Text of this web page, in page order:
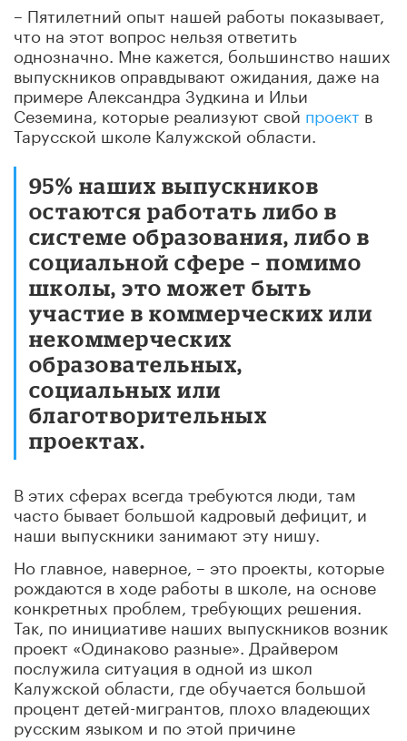
– Пятилетний опыт нашей работы показывает,
что на этот вопрос нельзя ответить
однозначно. Мне кажется, большинство наших
выпускников оправдывают ожидания, даже на
примере Александра Зудкина и Ильи
Сеземина, которые реализуют свой проект в
Тарусской школе Калужской области.
95% наших выпускников
остаются работать либо в
системе образования, либо в
социальной сфере – помимо
школы, это может быть
участие в коммерческих или
некоммерческих
образовательных,
социальных или
благотворительных
проектах.
В этих сферах всегда требуются люди, там
часто бывает большой кадровый дефицит, и
наши выпускники занимают эту нишу.
Но главное, наверное, – это проекты, которые
рождаются в ходе работы в школе, на основе
конкретных проблем, требующих решения.
Так, по инициативе наших выпускников возник
проект «Одинаково разные». Драйвером
послужила ситуация в одной из школ
Калужской области, где обучается большой
процент детей-мигрантов, плохо владеющих
русским языком и по этой причине